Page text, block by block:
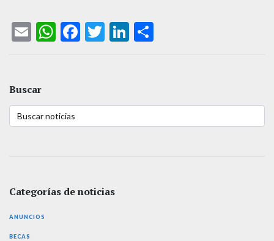
EmailWhatsApp
Facebook
TwitterLinkedIn
Buscar
Categorías de noticias
ANUNCIOS
BECAS